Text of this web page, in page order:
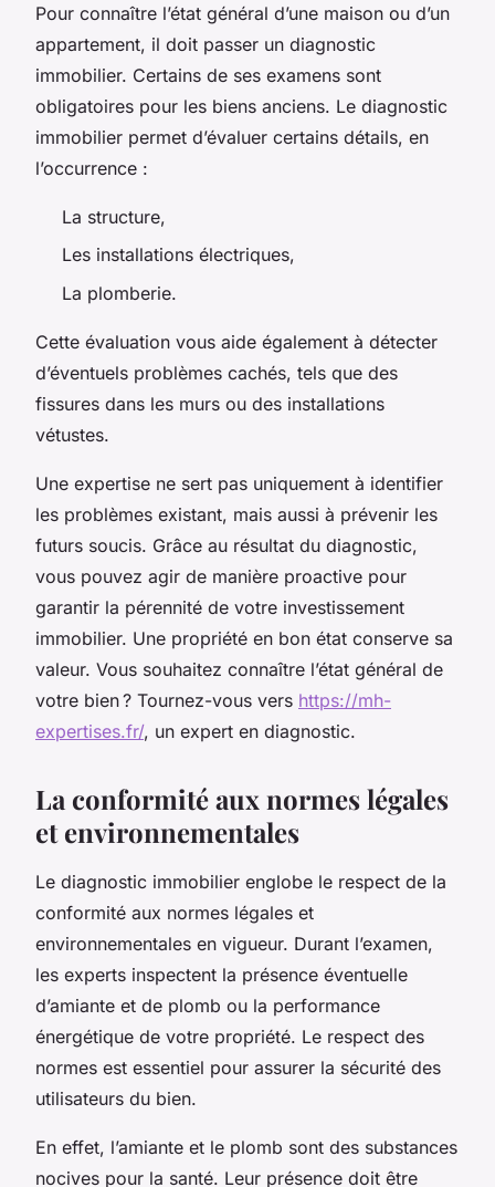
Pour connaître l’état général d’une maison ou d’un
appartement, il doit passer un diagnostic
immobilier. Certains de ses examens sont
obligatoires pour les biens anciens. Le diagnostic
immobilier permet d’évaluer certains détails, en
l’occurrence :
La structure,
Les installations électriques,
La plomberie.
Cette évaluation vous aide également à détecter
d’éventuels problèmes cachés, tels que des
fissures dans les murs ou des installations
vétustes.
Une expertise ne sert pas uniquement à identifier
les problèmes existant, mais aussi à prévenir les
futurs soucis. Grâce au résultat du diagnostic,
vous pouvez agir de manière proactive pour
garantir la pérennité de votre investissement
immobilier. Une propriété en bon état conserve sa
valeur. Vous souhaitez connaître l’état général de
votre bien ? Tournez-vous vers https://mh-
expertises.fr/, un expert en diagnostic.
La conformité aux normes légales
et environnementales
Le diagnostic immobilier englobe le respect de la
conformité aux normes légales et
environnementales en vigueur. Durant l’examen,
les experts inspectent la présence éventuelle
d’amiante et de plomb ou la performance
énergétique de votre propriété. Le respect des
normes est essentiel pour assurer la sécurité des
utilisateurs du bien.
En effet, l’amiante et le plomb sont des substances
nocives pour la santé. Leur présence doit être